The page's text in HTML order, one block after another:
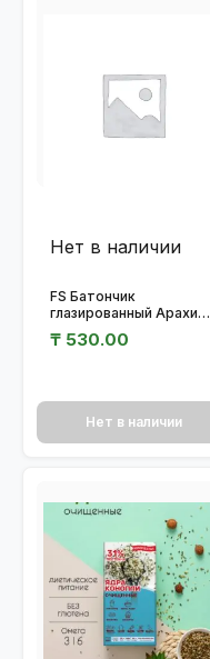
Нет в наличии
FS Батончик
глазированный Арахис-
₸ 530.00
Нет в наличии